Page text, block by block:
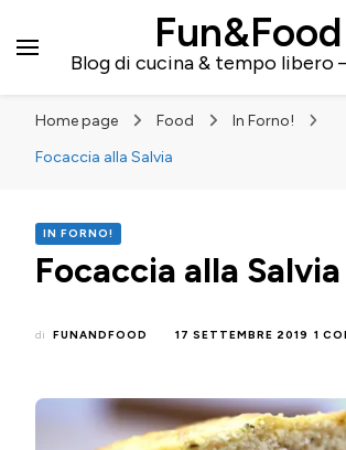
Fun&Food
Blog di cucina & tempo libero
Home page Food
In Forno!
Focaccia alla Salvia
IN FORNO!
Focaccia alla Salvia
di FUNANDFOOD 17 SETTEMBRE 2019 1